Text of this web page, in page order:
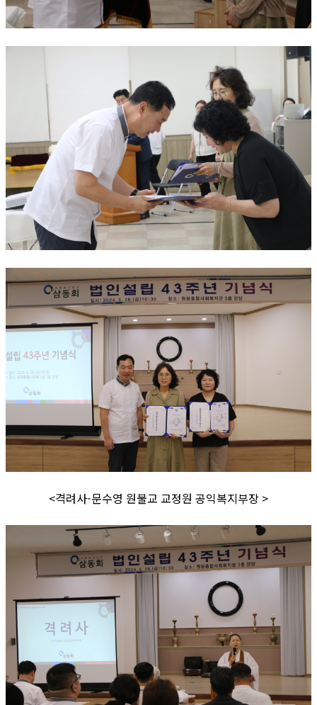
<격려사-문수영 원불교 교정원 공익복지부장 >